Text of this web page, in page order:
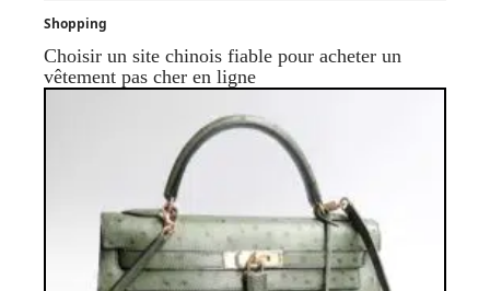
Shopping
Choisir un site chinois fiable pour acheter un
vêtement pas cher en ligne